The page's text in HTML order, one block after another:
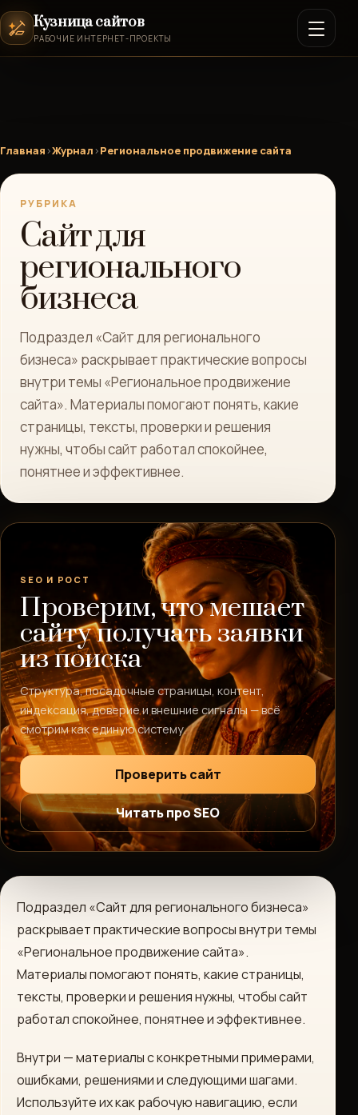
Кузница сайтов
РАБОЧИЕ ИНТЕРНЕТ-ПРОЕКТЫ
Главная›Журнал›Региональное продвижение сайта
РУБРИКА
Сайт для
регионального
бизнеса
Подраздел «Сайт для регионального
бизнеса» раскрывает практические вопросы
внутри темы «Региональное продвижение
сайта». Материалы помогают понять, какие
страницы, тексты, проверки и решения
нужны, чтобы сайт работал спокойнее,
понятнее и эффективнее.
SEO И РОСТ
Проверим, что мешает
сайту получать заявки
из поиска
Структура, посадочные страницы, контент,
индексация, доверие и внешние сигналы — всё
смотрим как единую систему.
Проверить сайт
Читать про SEO
Подраздел «Сайт для регионального бизнеса»
раскрывает практические вопросы внутри темы
«Региональное продвижение сайта».
Материалы помогают понять, какие страницы,
тексты, проверки и решения нужны, чтобы сайт
работал спокойнее, понятнее и эффективнее.
Внутри — материалы с конкретными примерами,
ошибками, решениями и следующими шагами.
Используйте их как рабочую навигацию, если